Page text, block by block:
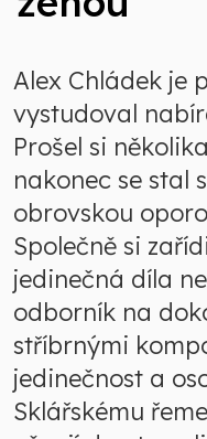
Alex Chládek je
vystudoval
Prošel si
nakonec se stal
obrovskou
Společně si
jedinečná díla
odborník na
stříbrnými
jedinečnost a
Sklářskému